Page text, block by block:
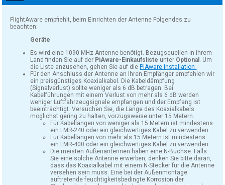
FlightAware empfiehlt, beim Einrichten der Antenne Folgendes zu
beachten:
Geräte
Es wird eine 1090 MHz Antenne benötigt. Bezugsquellen in Ihrem
Land finden Sie auf der PiAware-Einkaufsliste unter Optional . Um
die Liste anzusehen, gehen Sie auf diePiAware Installation .
Für den Anschluss der Antenne an Ihren Empfänger empfehlen wir
ein preisgünstiges Koaxialkabel. Die Kabeldämpfung
(Signalverlust) sollte weniger als 6 dB betragen. Bei
Kabelführungen mit einem Verlust von mehr als 6 dB werden
weniger Luftfahrzeugsignale empfangen und der Empfang ist
beeinträchtigt. Versuchen Sie, die Länge des Koaxialkabels
möglichst gering zu halten, vorzugsweise unter 15 Metern.
Für Kabellängen von weniger als 15 Metern ist mindestens
ein LMR-240 oder ein gleichwertiges Kabel zu verwenden
Für Kabellängen von mehr als 15 Metern ist mindestens
ein LMR-400 oder ein gleichwertiges Kabel zu verwenden
Die meisten Außenantennen haben eine N-Buchse. Falls
Sie eine solche Antenne erwerben, denken Sie bitte daran,
dass das Koaxialkabel mit einem N-Stecker für die Antenne
versehen sein muss. Eine bei der Außenmontage
auftretende feuchtigkeitsbedingte Korrosion der